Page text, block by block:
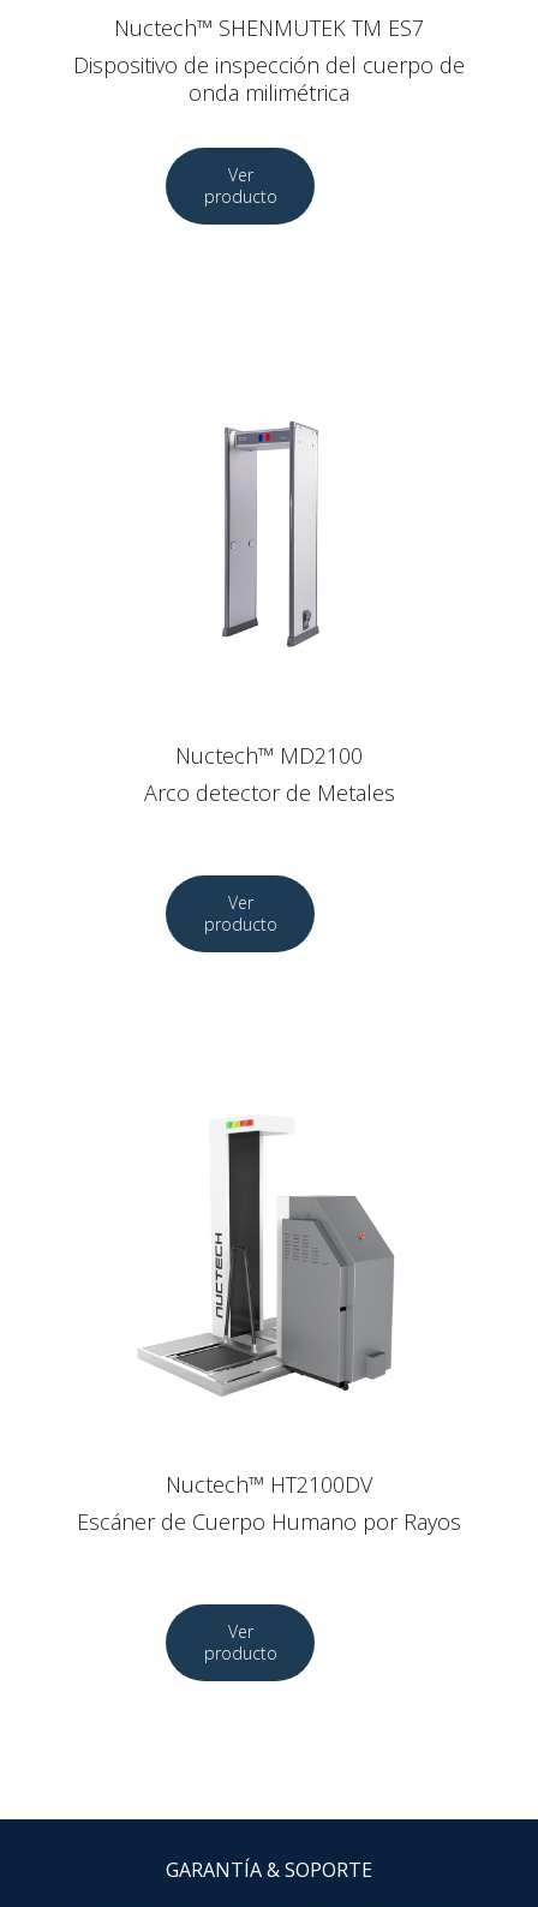
Nuctech™ SHENMUTEK TM ES7
Dispositivo de inspección del cuerpo de
onda milimétrica
Nuctech™ MD2100
Arco detector de Metales
Nuctech™ HT2100DV
Escáner de Cuerpo Humano por Rayos
GARANTÍA & SOPORTE